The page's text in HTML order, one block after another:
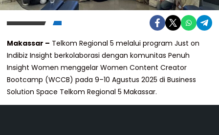
Makassar – Telkom Regional 5 melalui program Just on
Indibiz Insight berkolaborasi dengan komunitas Penuh
Insight Women menggelar Women Content Creator
Bootcamp (WCCB) pada 9–10 Agustus 2025 di Business
Solution Space Telkom Regional 5 Makassar.